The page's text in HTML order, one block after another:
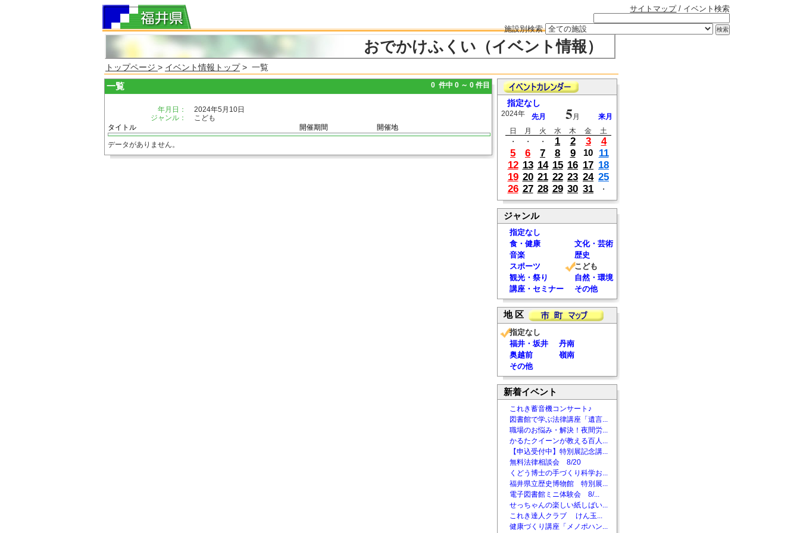
サイトマップ/ イベント検索
施設別検索
おでかけふくい（イベント情報）
トップページ > イベント情報トップ> 一覧
一覧 0 件中 0 ～ 0 件目
年月日：
2024年5月10日
ジャンル：
こども
タイトル
開催期間 開催地
データがありません。
指定なし
2024年 先月 5 月
来月
日
月 火 水 木 金
土
・
・ ・ 1 2 3
4
5
6 7 8 9 10
11
12 13 14 15 16 17 18
19 20 21 22 23 24 25
26 27 28 29 30 31 ・
ジャンル
指定なし
食・健康
文化・芸術
音楽
歴史
スポーツ
こども
観光・祭り
自然・環境
講座・セミナー
その他
地 区
指定なし
福井・坂井
丹南
奥越前
嶺南
その他
新着イベント
これき蓄音機コンサート♪
図書館で学ぶ法律講座「遺言...
職場のお悩み・解決！夜間労...
かるたクイーンが教える百人...
【申込受付中】特別展記念講...
無料法律相談会 8/20
くどう博士の手づくり科学お...
福井県立歴史博物館 特別展...
電子図書館ミニ体験会 8/...
せっちゃんの楽しい紙しばい...
これき達人クラブ けん玉...
健康づくり講座「メノポハン...